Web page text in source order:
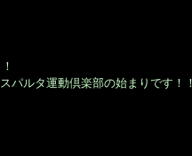
パルタ運動倶楽部の始まりです！！